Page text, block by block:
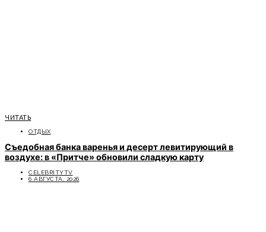
ЧИТАТЬ
ОТДЫХ
Съедобная банка варенья и десерт левитирующий в
воздухе: в «Притче» обновили сладкую карту
CELEBRITYTV
6 АВГУСТА, 2026